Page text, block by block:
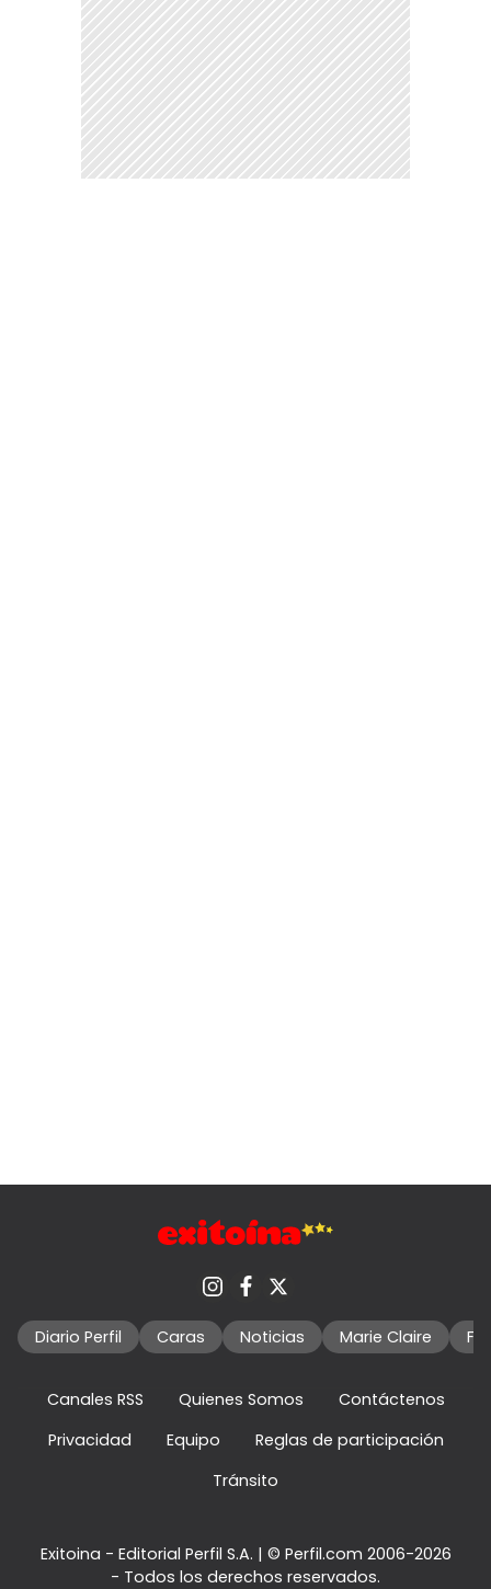
Diario Perfil Caras Noticias Marie Claire
Canales RSS Quienes Somos
Contáctenos
Privacidad
Equipo
Reglas de participación
Tránsito
Exitoina - Editorial Perfil S.A. | © Perfil.com 2006-2026
- Todos los derechos reservados.